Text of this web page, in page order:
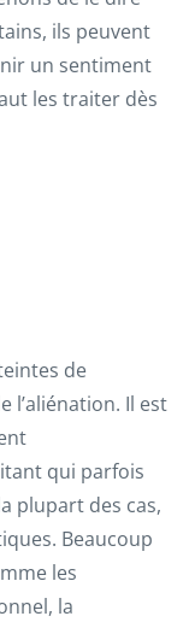
ils peuvent
un sentiment
les traiter dès
de
l’aliénation. Il est
qui parfois
plupart des cas,
Beaucoup
les
la